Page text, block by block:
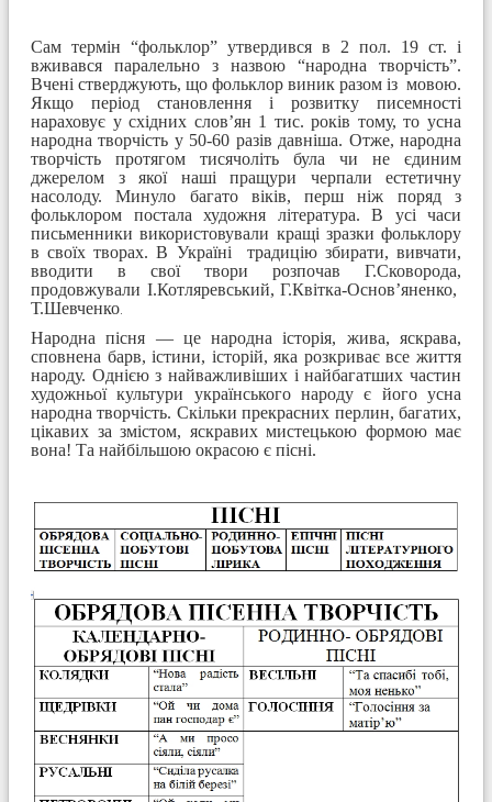
Сам термін “фольклор” утвердився в 2 пол. 19 ст. і
вживався паралельно з назвою “народна творчість”.
Вчені стверджують, що фольклор виник разом із мовою.
Якщо період становлення і розвитку писемності
нараховує у східних слов’ян 1 тис. років тому, то усна
народна творчість у 50-60 разів давніша. Отже, народна
творчість протягом тисячоліть була чи не єдиним
джерелом з якої наші пращури черпали естетичну
насолоду. Минуло багато віків, перш ніж поряд з
фольклором постала художня література. В усі часи
письменники використовували кращі зразки фольклору
в своїх творах. В Україні традицію збирати, вивчати,
вводити в свої твори розпочав Г.Сковорода,
продовжували І.Котляревський, Г.Квітка-Основ’яненко,
Т.Шевченко.
Народна пісня — це народна історія, жива, яскрава,
сповнена барв, істини, історій, яка розкриває все життя
народу. Однією з найважливіших і найбагатших частин
художньоїкультури українського народу є його усна
народна творчість. Скільки прекрасних перлин, багатих,
цікавих за змістом, яскравих мистецькою формою має
вона! Та найбільшою окрасою є пісні.